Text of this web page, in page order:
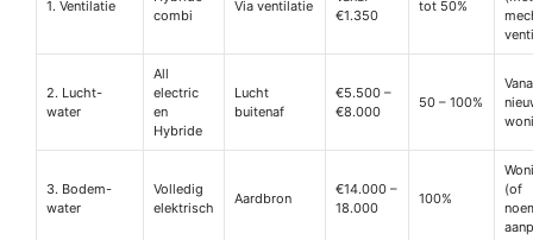
1. Ventilatie
combi
Via ventilatie
€1.350
tot 50%
2. Lucht-
water
All
electric
en
Hybride
Lucht
buitenaf
€5.500 –
€8.000
50 – 100%
3. Bodem-
water
Volledig
elektrisch
Aardbron
€14.000 –
18.000
100%
(of